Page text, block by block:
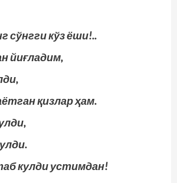
сўнгги кўз ёши!..
йиғладим,
қизлар ҳам.
кулди устимдан!